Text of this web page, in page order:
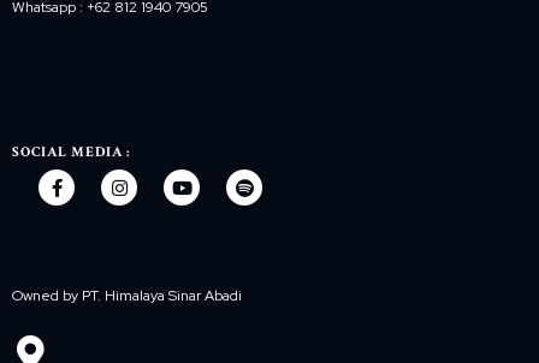
Whatsapp : +62 812 1940 7905
SOCIAL MEDIA :
Owned by PT. Himalaya Sinar Abadi